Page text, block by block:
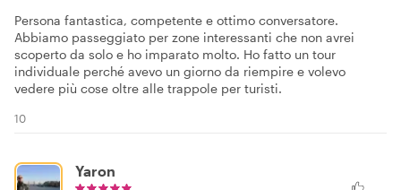
Persona fantastica, competente e ottimo conversatore.
Abbiamo passeggiato per zone interessanti che non avrei
scoperto da solo e ho imparato molto. Ho fatto un tour
individuale perché avevo un giorno da riempire e volevo
vedere più cose oltre alle trappole per turisti.
10
Yaron